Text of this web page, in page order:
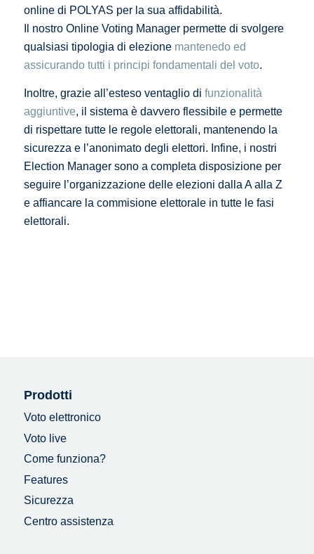
online di POLYAS per la sua affidabilità.
Il nostro Online Voting Manager permette di svolgere
qualsiasi tipologia di elezione mantenedo ed
assicurando tutti i principi fondamentali del voto.
Inoltre, grazie all’esteso ventaglio di funzionalità
aggiuntive, il sistema è davvero flessibile e permette
di rispettare tutte le regole elettorali, mantenendo la
sicurezza e l’anonimato degli elettori. Infine, i nostri
Election Manager sono a completa disposizione per
seguire l’organizzazione delle elezioni dalla A alla Z
e affiancare la commisione elettorale in tutte le fasi
elettorali.
Prodotti
Voto elettronico
Voto live
Come funziona?
Features
Sicurezza
Centro assistenza